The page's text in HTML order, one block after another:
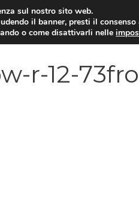
VIDEOGIOCHI NEWS
r-12-
sul nostro sito web.
il banner, presti il
o come disattivarli nelle